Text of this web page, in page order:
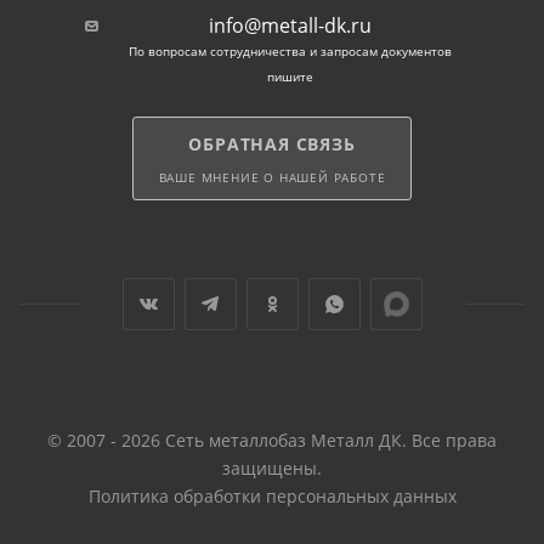
стержням определены ГОСТ: 5781-82 (сталь 1-3
класса), 52544-2006 (металл 3 класса, сварной),
31938-2012 (стандарт для стеклопластикового прутка
info@metall-dk.ru
По вопросам сотрудничества и запросам документов
пишите
ОБРАТНАЯ СВЯЗЬ
ВАШЕ МНЕНИЕ О НАШЕЙ РАБОТЕ
© 2007 - 2026 Сеть металлобаз Металл ДК. Все права
защищены.
Политика обработки персональных данных